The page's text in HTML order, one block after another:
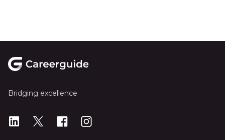
Bridging excellence
LinkedIn
X Instagram